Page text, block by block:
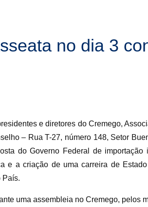
no dia 3
e diretores do Cremego,
– Rua T-27, número 148, Setor
do Governo Federal de importação
e a criação de uma carreira de
País.
uma assembleia no Cremego, pelos